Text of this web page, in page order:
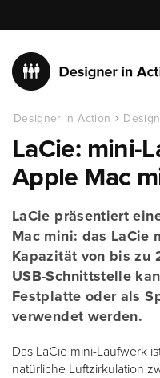
Designer in Action
LaCie: mini-
Apple Mac
LaCie präsentiert
Mac mini: das LaCie
Kapazität von bis zu
USB-Schnittstelle
Festplatte oder als
verwendet werden.
Das LaCie mini-Laufwerk
natürliche Luftzirkulation